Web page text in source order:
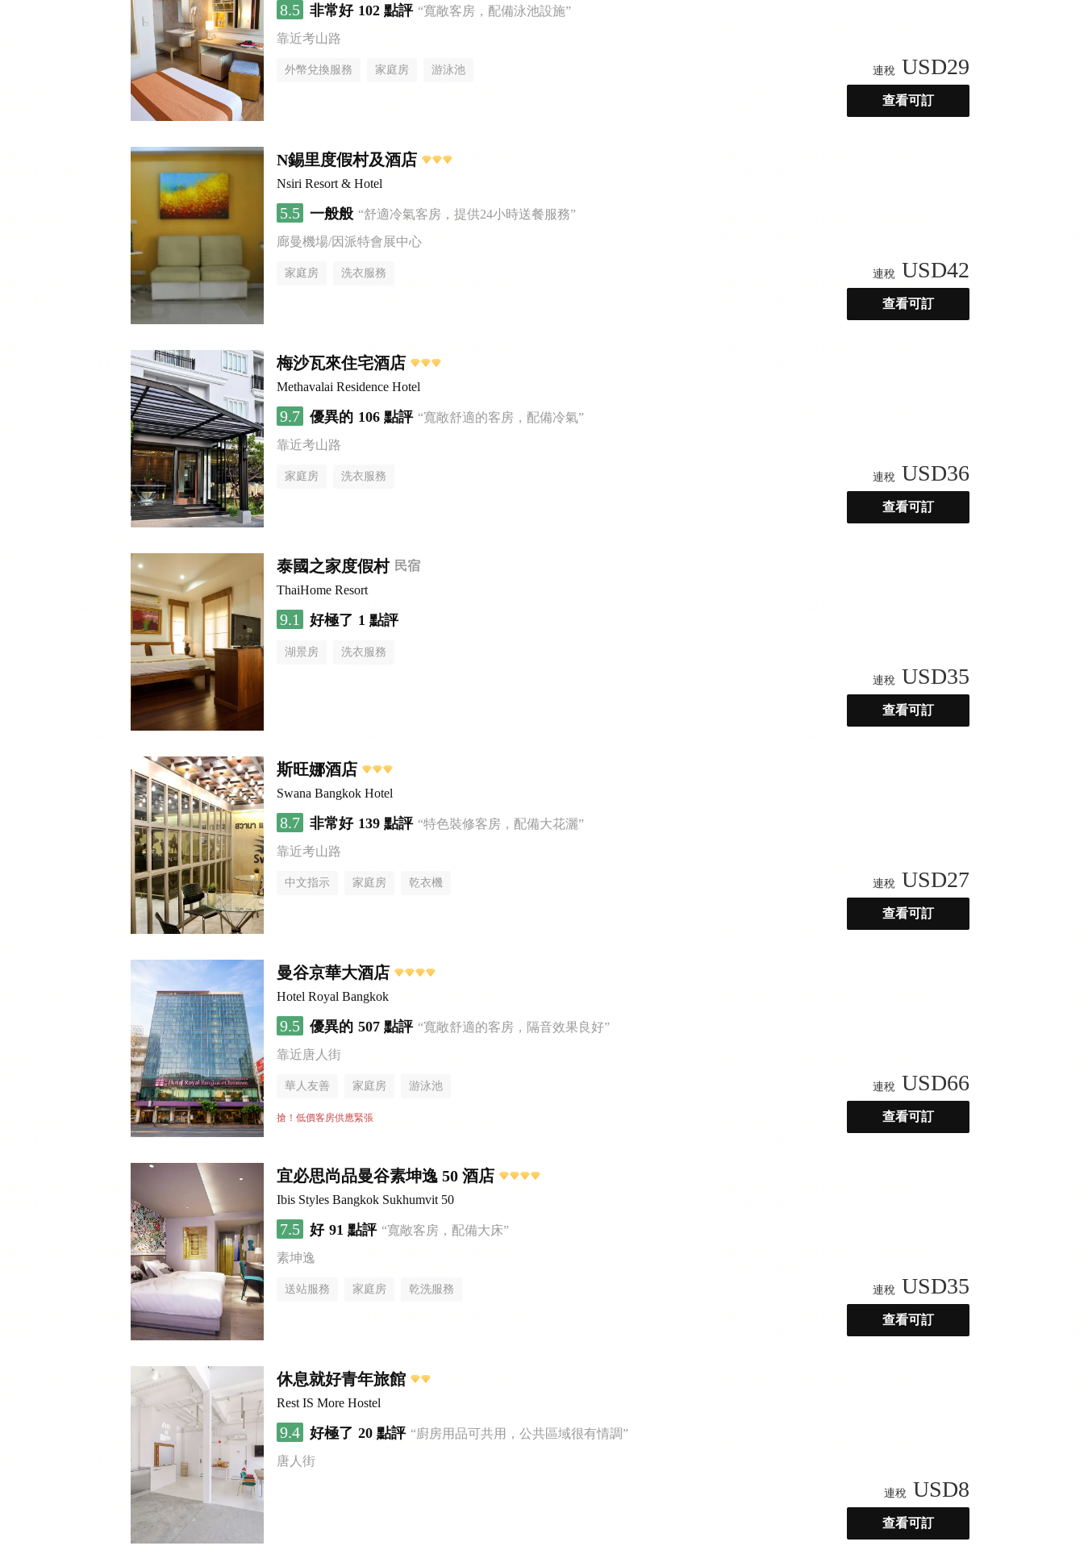
8.5 非常好 102 點評 “寬敞客房，配備泳池設施”
靠近考山路
外幣兌換服務 家庭房 游泳池 連稅 USD29
查看可訂
N錫里度假村及酒店
Nsiri Resort & Hotel
5.5 一般般 “舒適冷氣客房，提供24小時送餐服務”
廊曼機場/因派特會展中心
家庭房 洗衣服務 連稅 USD42
查看可訂
梅沙瓦來住宅酒店
Methavalai Residence Hotel
9.7 優異的 106 點評 “寬敞舒適的客房，配備冷氣”
靠近考山路
家庭房 洗衣服務 連稅 USD36
查看可訂
泰國之家度假村 民宿
ThaiHome Resort
9.1 好極了 1 點評
湖景房 洗衣服務
連稅 USD35
查看可訂
斯旺娜酒店
Swana Bangkok Hotel
8.7 非常好 139 點評 “特色裝修客房，配備大花灑”
靠近考山路
中文指示 家庭房 乾衣機 連稅 USD27
查看可訂
曼谷京華大酒店
Hotel Royal Bangkok
9.5 優異的 507 點評 “寬敞舒適的客房，隔音效果良好”
靠近唐人街
華人友善 家庭房 游泳池
搶！低價客房供應緊張
連稅 USD66
查看可訂
宜必思尚品曼谷素坤逸 50 酒店
Ibis Styles Bangkok Sukhumvit 50
7.5 好 91 點評 “寬敞客房，配備大床”
素坤逸
送站服務 家庭房 乾洗服務 連稅 USD35
查看可訂
休息就好青年旅館
Rest IS More Hostel
9.4 好極了 20 點評 “廚房用品可共用，公共區域很有情調”
唐人街
連稅 USD8
查看可訂